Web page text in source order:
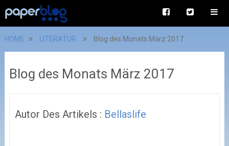
HOME LITERATUR Blog des Monats März 2017
Blog des Monats März 2017
Autor Des Artikels : Bellaslife